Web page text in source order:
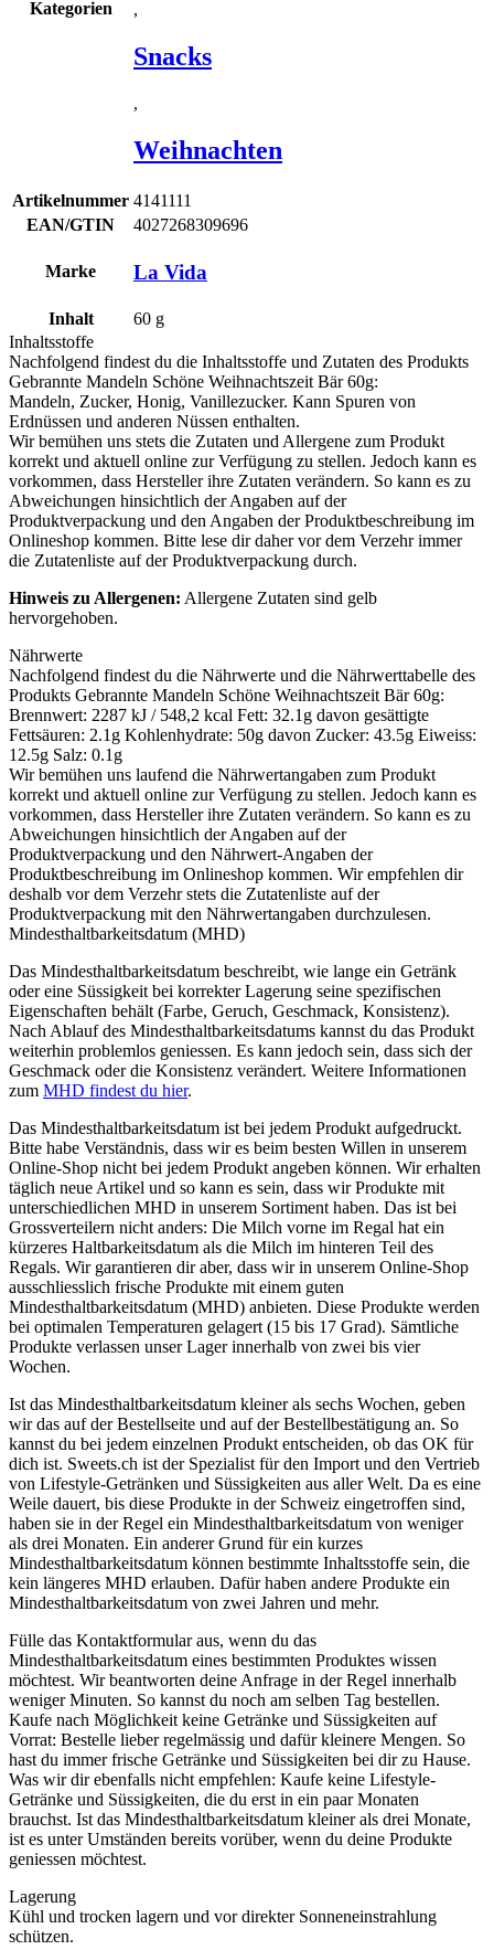
Kategorien ,
Snacks
,
Weihnachten
Artikelnummer 4141111
EAN/GTIN
4027268309696
Marke La Vida
Inhalt 60 g
Inhaltsstoffe
Nachfolgend findest du die Inhaltsstoffe und Zutaten des Produkts
Gebrannte Mandeln Schöne Weihnachtszeit Bär 60g:
Mandeln, Zucker, Honig, Vanillezucker. Kann Spuren von
Erdnüssen und anderen Nüssen enthalten.
Wir bemühen uns stets die Zutaten und Allergene zum Produkt
korrekt und aktuell online zur Verfügung zu stellen. Jedoch kann es
vorkommen, dass Hersteller ihre Zutaten verändern. So kann es zu
Abweichungen hinsichtlich der Angaben auf der
Produktverpackung und den Angaben der Produktbeschreibung im
Onlineshop kommen. Bitte lese dir daher vor dem Verzehr immer
die Zutatenliste auf der Produktverpackung durch.
Hinweis zu Allergenen: Allergene Zutaten sind gelb
hervorgehoben.
Nährwerte
Nachfolgend findest du die Nährwerte und die Nährwerttabelle des
Produkts Gebrannte Mandeln Schöne Weihnachtszeit Bär 60g:
Brennwert: 2287 kJ / 548,2 kcal Fett: 32.1g davon gesättigte
Fettsäuren: 2.1g Kohlenhydrate: 50g davon Zucker: 43.5g Eiweiss:
12.5g Salz: 0.1g
Wir bemühen uns laufend die Nährwertangaben zum Produkt
korrekt und aktuell online zur Verfügung zu stellen. Jedoch kann es
vorkommen, dass Hersteller ihre Zutaten verändern. So kann es zu
Abweichungen hinsichtlich der Angaben auf der
Produktverpackung und den Nährwert-Angaben der
Produktbeschreibung im Onlineshop kommen. Wir empfehlen dir
deshalb vor dem Verzehr stets die Zutatenliste auf der
Produktverpackung mit den Nährwertangaben durchzulesen.
Mindesthaltbarkeitsdatum (MHD)
Das Mindesthaltbarkeitsdatum beschreibt, wie lange ein Getränk
oder eine Süssigkeit bei korrekter Lagerung seine spezifischen
Eigenschaften behält (Farbe, Geruch, Geschmack, Konsistenz).
Nach Ablauf des Mindesthaltbarkeitsdatums kannst du das Produkt
weiterhin problemlos geniessen. Es kann jedoch sein, dass sich der
Geschmack oder die Konsistenz verändert. Weitere Informationen
zum MHD findest du hier.
Das Mindesthaltbarkeitsdatum ist bei jedem Produkt aufgedruckt.
Bitte habe Verständnis, dass wir es beim besten Willen in unserem
Online-Shop nicht bei jedem Produkt angeben können. Wir erhalten
täglich neue Artikel und so kann es sein, dass wir Produkte mit
unterschiedlichen MHD in unserem Sortiment haben. Das ist bei
Grossverteilern nicht anders: Die Milch vorne im Regal hat ein
kürzeres Haltbarkeitsdatum als die Milch im hinteren Teil des
Regals. Wir garantieren dir aber, dass wir in unserem Online-Shop
ausschliesslich frische Produkte mit einem guten
Mindesthaltbarkeitsdatum (MHD) anbieten. Diese Produkte werden
bei optimalen Temperaturen gelagert (15 bis 17 Grad). Sämtliche
Produkte verlassen unser Lager innerhalb von zwei bis vier
Wochen.
Ist das Mindesthaltbarkeitsdatum kleiner als sechs Wochen, geben
wir das auf der Bestellseite und auf der Bestellbestätigung an. So
kannst du bei jedem einzelnen Produkt entscheiden, ob das OK für
dich ist. Sweets.ch ist der Spezialist für den Import und den Vertrieb
von Lifestyle-Getränken und Süssigkeiten aus aller Welt. Da es eine
Weile dauert, bis diese Produkte in der Schweiz eingetroffen sind,
haben sie in der Regel ein Mindesthaltbarkeitsdatum von weniger
als drei Monaten. Ein anderer Grund für ein kurzes
Mindesthaltbarkeitsdatum können bestimmte Inhaltsstoffe sein, die
kein längeres MHD erlauben. Dafür haben andere Produkte ein
Mindesthaltbarkeitsdatum von zwei Jahren und mehr.
Fülle das Kontaktformular aus, wenn du das
Mindesthaltbarkeitsdatum eines bestimmten Produktes wissen
möchtest. Wir beantworten deine Anfrage in der Regel innerhalb
weniger Minuten. So kannst du noch am selben Tag bestellen.
Kaufe nach Möglichkeit keine Getränke und Süssigkeiten auf
Vorrat: Bestelle lieber regelmässig und dafür kleinere Mengen. So
hast du immer frische Getränke und Süssigkeiten bei dir zu Hause.
Was wir dir ebenfalls nicht empfehlen: Kaufe keine Lifestyle-
Getränke und Süssigkeiten, die du erst in ein paar Monaten
brauchst. Ist das Mindesthaltbarkeitsdatum kleiner als drei Monate,
ist es unter Umständen bereits vorüber, wenn du deine Produkte
geniessen möchtest.
Lagerung
Kühl und trocken lagern und vor direkter Sonneneinstrahlung
schützen.